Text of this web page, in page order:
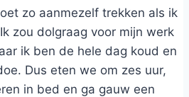
zo aanmezelf trekken als ik
zou dolgraag voor mijn werk
ik ben de hele dag koud en
Dus eten we om zes uur,
in bed en ga gauw een